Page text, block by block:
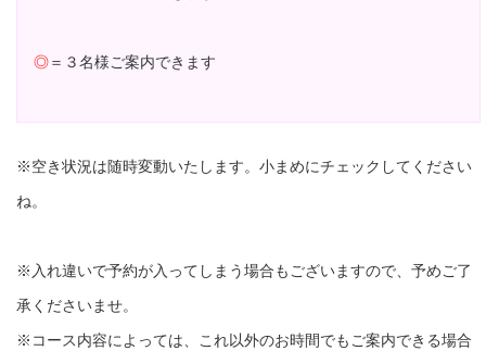
◎＝３名様ご案内できます
※空き状況は随時変動いたします。小まめにチェックしてください
ね。
※入れ違いで予約が入ってしまう場合もございますので、予めご了
承くださいませ。
※コース内容によっては、これ以外のお時間でもご案内できる場合